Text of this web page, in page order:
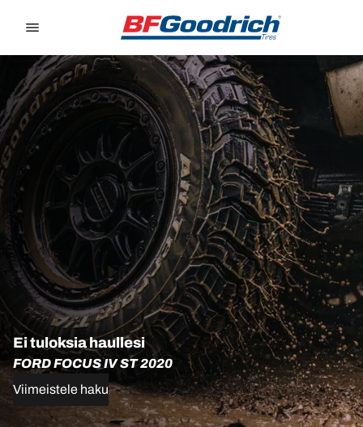
Ei tuloksia haullesi
FORD FOCUS IV ST 2020
Viimeistele haku